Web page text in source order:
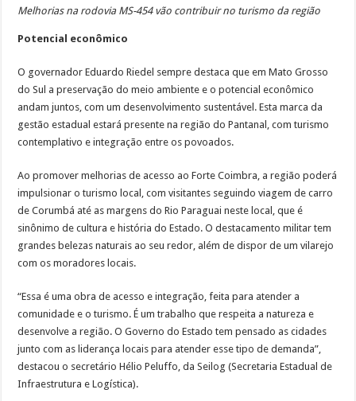
Melhorias na rodovia MS-454 vão contribuir no turismo da região
Potencial econômico
O governador Eduardo Riedel sempre destaca que em Mato Grosso
do Sul a preservação do meio ambiente e o potencial econômico
andam juntos, com um desenvolvimento sustentável. Esta marca da
gestão estadual estará presente na região do Pantanal, com turismo
contemplativo e integração entre os povoados.
Ao promover melhorias de acesso ao Forte Coimbra, a região poderá
impulsionar o turismo local, com visitantes seguindo viagem de carro
de Corumbá até as margens do Rio Paraguai neste local, que é
sinônimo de cultura e história do Estado. O destacamento militar tem
grandes belezas naturais ao seu redor, além de dispor de um vilarejo
com os moradores locais.
“Essa é uma obra de acesso e integração, feita para atender a
comunidade e o turismo. É um trabalho que respeita a natureza e
desenvolve a região. O Governo do Estado tem pensado as cidades
junto com as liderança locais para atender esse tipo de demanda”,
destacou o secretário Hélio Peluffo, da Seilog (Secretaria Estadual de
Infraestrutura e Logística).